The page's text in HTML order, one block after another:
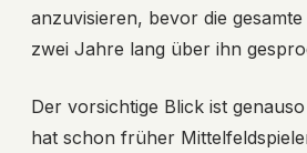
anzuvisieren, bevor die
zwei Jahre lang über ihn
Der vorsichtige Blick ist
hat schon früher